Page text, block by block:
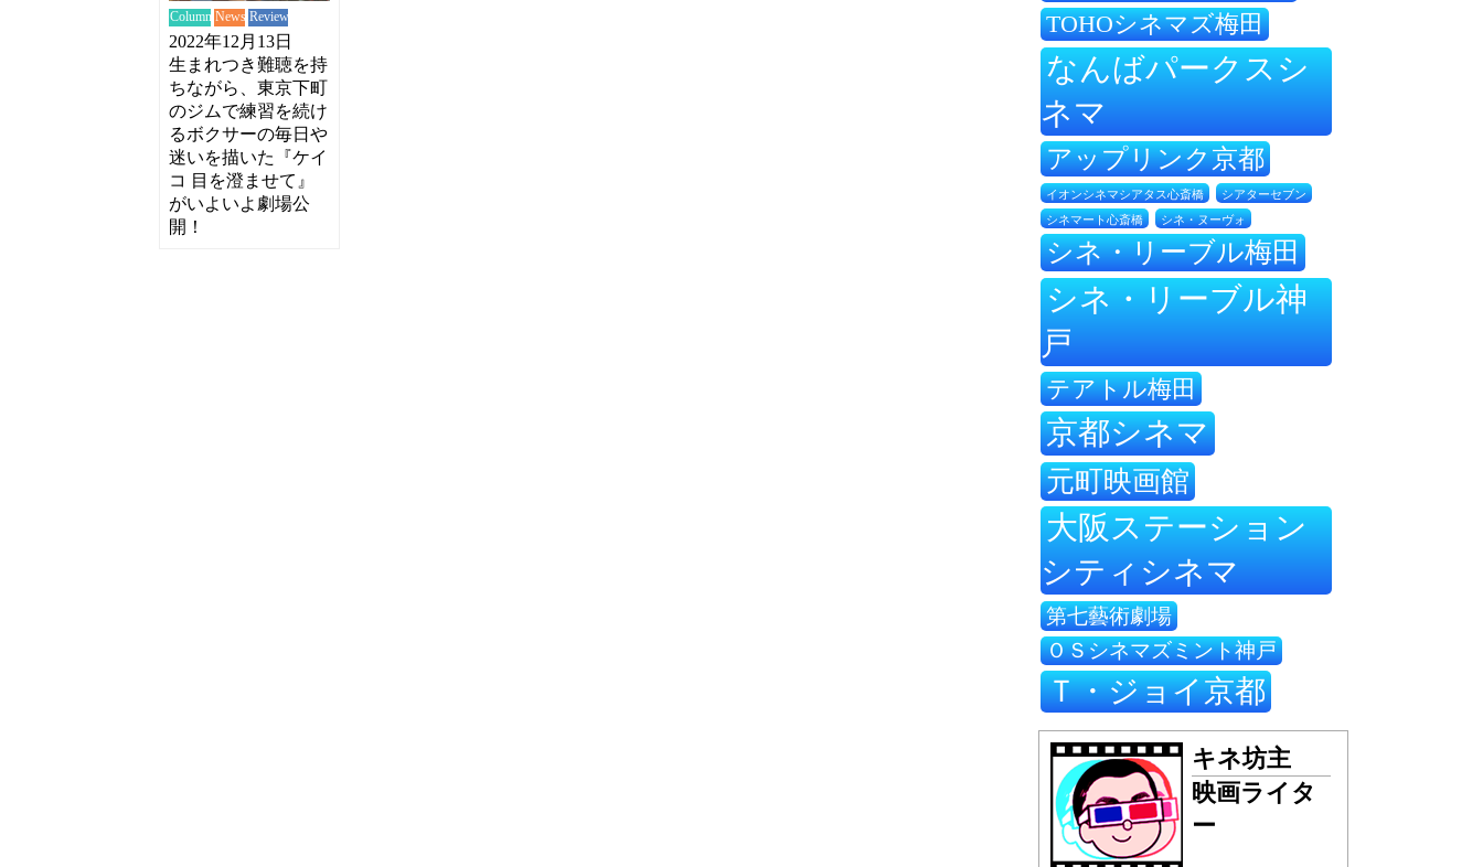
Column News Review
2022年12月13日
生まれつき難聴を持
ちながら、東京下町
のジムで練習を続け
るボクサーの毎日や
迷いを描いた『ケイ
コ 目を澄ませて』
がいよいよ劇場公
開！
TOHOシネマズ梅田
なんばパークスシ
ネマ
アップリンク京都
イオンシネマシアタス心斎橋 シアターセブン
シネマート心斎橋 シネ・ヌーヴォ
シネ・リーブル梅田
シネ・リーブル神
戸
テアトル梅田
京都シネマ
元町映画館
大阪ステーション
シティシネマ
第七藝術劇場
ＯＳシネマズミント神戸
Ｔ・ジョイ京都
キネ坊主
映画ライタ
ー